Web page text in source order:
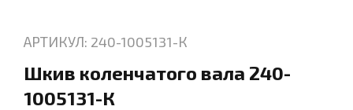
АРТИКУЛ: 240-1005131-К
Шкив коленчатого вала 240-
1005131-К